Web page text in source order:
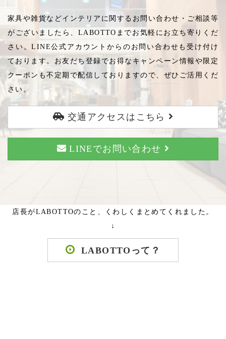
家具や雑貨などインテリアに関するお問い合わせ・ご相談等
がございましたら、LABOTTOまでお気軽にお立ち寄りくだ
さい。LINE公式アカウントからのお問い合わせも受け付け
ております。お友だち登録でお得なキャンペーン情報や限定
クーポンも不定期で配信しておりますので、ぜひご活用くだ
さい。
交通アクセスはこちら
LINEでお問い合わせ
店長がLABOTTOのこと、くわしくまとめてくれました。
↓
LABOTTOって？